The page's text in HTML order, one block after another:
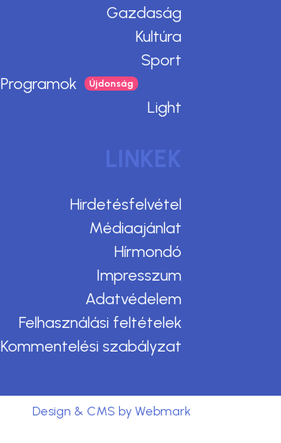
Gazdaság
Kultúra
Sport
Programok
Light
LINKEK
Hirdetésfelvétel
Médiaajánlat
Hírmondó
Impresszum
Adatvédelem
Felhasználási feltételek
Kommentelési szabályzat
Design & CMS by Webmark